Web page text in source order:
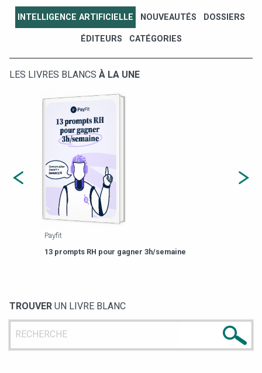
INTELLIGENCE ARTIFICIELLE NOUVEAUTÉS DOSSIERS
ÉDITEURS CATÉGORIES
LES LIVRES BLANCS À LA UNE
Payfit
13 prompts RH pour gagner 3h/semaine
TROUVER UN LIVRE BLANC